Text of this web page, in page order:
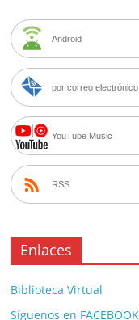
Android
por correo electrónico
YouTube Music
RSS
Enlaces
Biblioteca Virtual
Síguenos en FACEBOOK